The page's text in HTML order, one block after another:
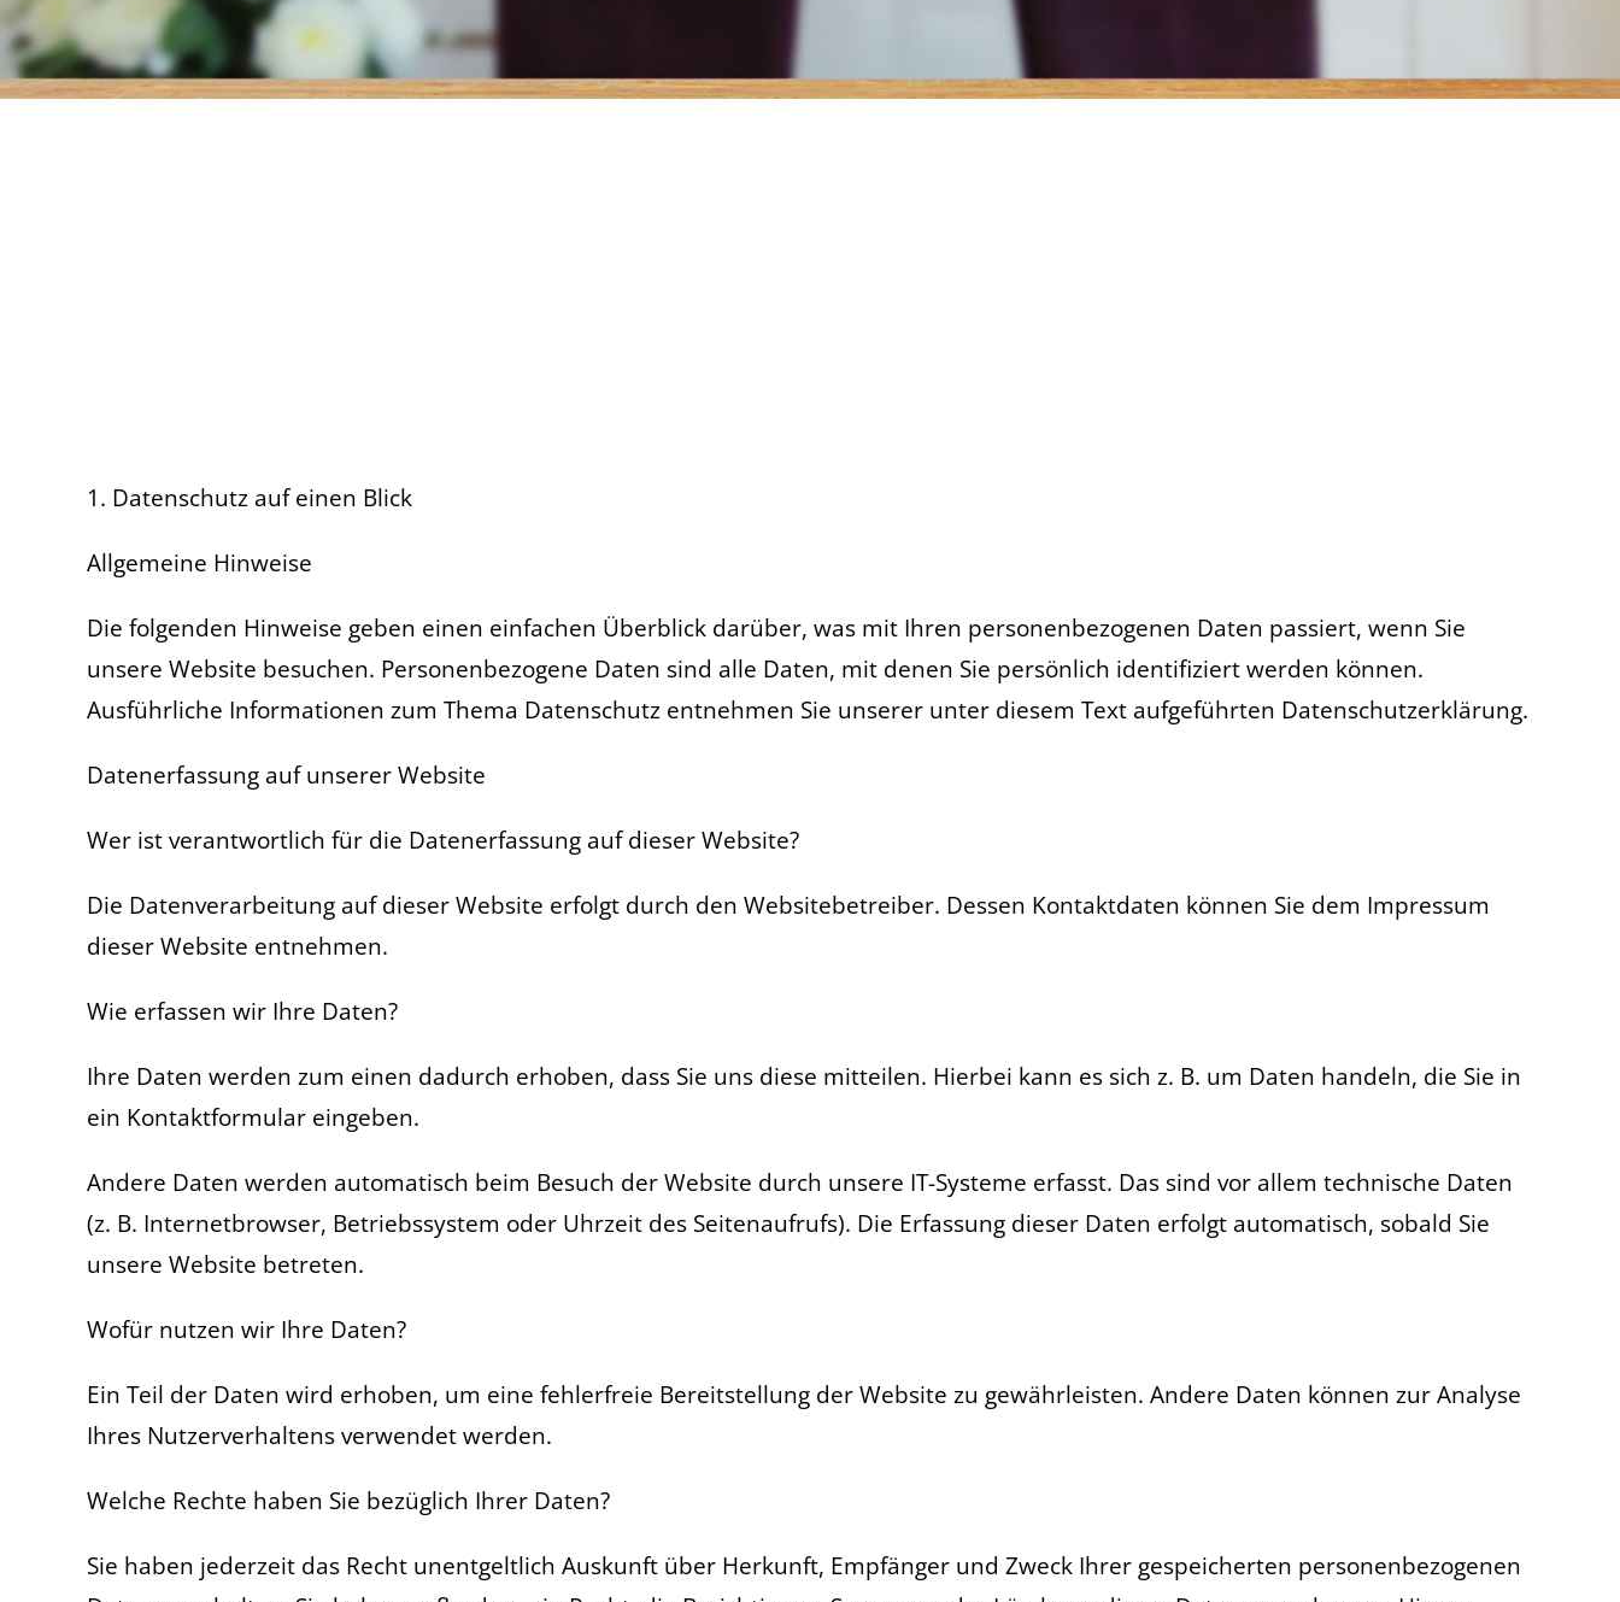
1. Datenschutz auf einen Blick
Allgemeine Hinweise
Die folgenden Hinweise geben einen einfachen Überblick darüber, was mit Ihren personenbezogenen Daten passiert, wenn Sie
unsere Website besuchen. Personenbezogene Daten sind alle Daten, mit denen Sie persönlich identifiziert werden können.
Ausführliche Informationen zum Thema Datenschutz entnehmen Sie unserer unter diesem Text aufgeführten Datenschutzerklärung.
Datenerfassung auf unserer Website
Wer ist verantwortlich für die Datenerfassung auf dieser Website?
Die Datenverarbeitung auf dieser Website erfolgt durch den Websitebetreiber. Dessen Kontaktdaten können Sie dem Impressum
dieser Website entnehmen.
Wie erfassen wir Ihre Daten?
Ihre Daten werden zum einen dadurch erhoben, dass Sie uns diese mitteilen. Hierbei kann es sich z. B. um Daten handeln, die Sie in
ein Kontaktformular eingeben.
Andere Daten werden automatisch beim Besuch der Website durch unsere IT-Systeme erfasst. Das sind vor allem technische Daten
(z. B. Internetbrowser, Betriebssystem oder Uhrzeit des Seitenaufrufs). Die Erfassung dieser Daten erfolgt automatisch, sobald Sie
unsere Website betreten.
Wofür nutzen wir Ihre Daten?
Ein Teil der Daten wird erhoben, um eine fehlerfreie Bereitstellung der Website zu gewährleisten. Andere Daten können zur Analyse
Ihres Nutzerverhaltens verwendet werden.
Welche Rechte haben Sie bezüglich Ihrer Daten?
Sie haben jederzeit das Recht unentgeltlich Auskunft über Herkunft, Empfänger und Zweck Ihrer gespeicherten personenbezogenen